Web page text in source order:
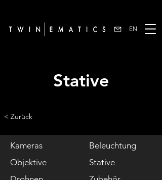
EN
Stative
< Zurück
Kameras
Objektive
Beleuchtung
Stative